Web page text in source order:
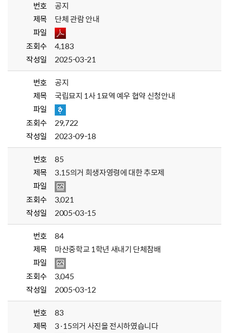
번호
공지
제목
단체 관람 안내
파일
조회수
4,183
작성일
2025-03-21
번호
공지
제목
국립묘지 1사 1묘역 예우 협약 신청안내
파일
조회수
29,722
작성일
2023-09-18
번호
85
제목
3.15의거 희생자영령에 대한 추모제
파일
조회수
3,021
작성일
2005-03-15
번호
84
제목
마산중학교 1학년 새내기 단체참배
파일
조회수
3,045
작성일
2005-03-12
번호
83
제목
3·15의거 사진을 전시하였습니다